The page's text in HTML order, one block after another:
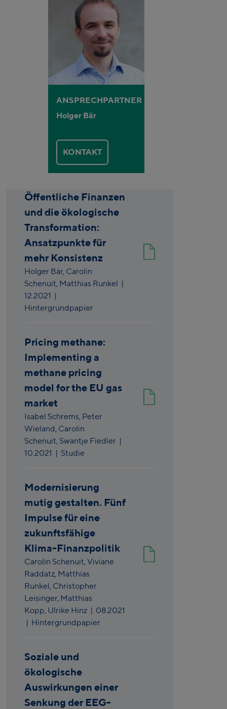
ANSPRECHPARTNER
Holger Bär
KONTAKT
Öffentliche Finanzen
und die ökologische
Transformation:
Ansatzpunkte für
mehr Konsistenz
Holger Bär, Carolin
Schenuit, Matthias Runkel |
12.2021 |
Hintergrundpapier
Pricing methane:
Implementing a
methane pricing
model for the EU gas
market
Isabel Schrems, Peter
Wieland, Carolin
Schenuit, Swantje Fiedler |
10.2021 | Studie
Modernisierung
mutig gestalten. Fünf
Impulse für eine
zukunftsfähige
Klima-Finanzpolitik
Carolin Schenuit,Viviane
Raddatz, Matthias
Runkel, Christopher
Leisinger, Matthias
Kopp, Ulrike Hinz | 08.2021
| Hintergrundpapier
Soziale und
ökologische
Auswirkungen einer
Senkung der EEG-